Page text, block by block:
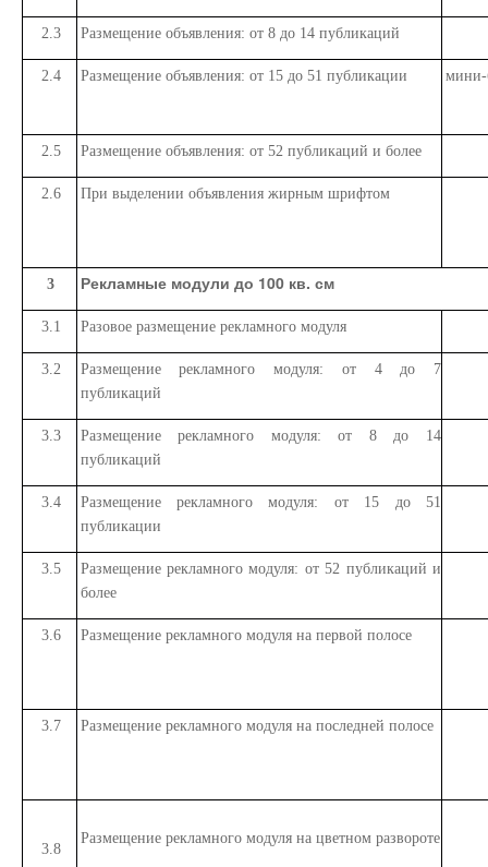
2.3 Размещение объявления: от 8 до 14 публикаций
2.4 Размещение объявления: от 15 до 51 публикации мини-
2.5 Размещение объявления: от 52 публикаций и более
2.6 При выделении объявления жирным шрифтом
3 Рекламные модули до 100 кв. см
3.1 Разовое размещение рекламного модуля
3.2
Размещение рекламного модуля: от 4 до 7
публикаций
3.3
Размещение рекламного модуля: от 8 до 14
публикаций
3.4
Размещение рекламного модуля: от 15 до 51
публикации
3.5
Размещение рекламного модуля: от 52 публикаций и
более
3.6 Размещение рекламного модуля на первой полосе
3.7 Размещение рекламного модуля на последней полосе
3.8
Размещение рекламного модуля на цветном развороте